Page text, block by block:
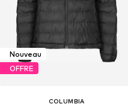
Nouveau
OFFRE
COLUMBIA